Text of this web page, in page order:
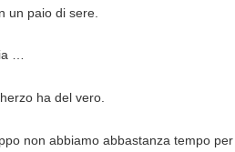
un paio di sere.
…
ha del vero.
non abbiamo abbastanza tempo